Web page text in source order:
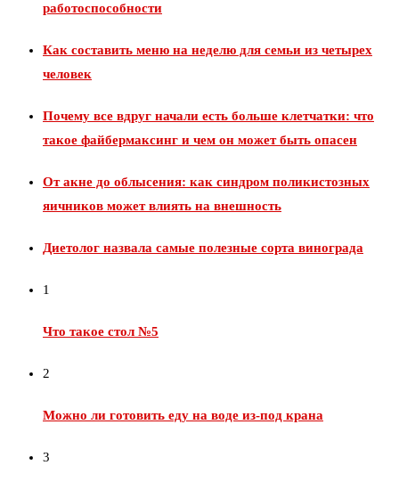
работоспособности
Как составить меню на неделю для семьи из четырех
человек
Почему все вдруг начали есть больше клетчатки: что
такое файбермаксинг и чем он может быть опасен
От акне до облысения: как синдром поликистозных
яичников может влиять на внешность
Диетолог назвала самые полезные сорта винограда
1
Что такое стол №5
2
Можно ли готовить еду на воде из‑под крана
3